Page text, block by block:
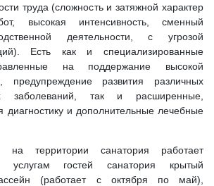
труда (сложность и затяжной характер
высокая интенсивность, сменный
деятельности, с угрозой
Есть как и специализированные
на поддержание высокой
предупреждение развития различных
заболеваний, так и расширенные,
и дополнительные лечебные
территории санатория работает
услугам гостей санатория крытый
(работает с октября по май),